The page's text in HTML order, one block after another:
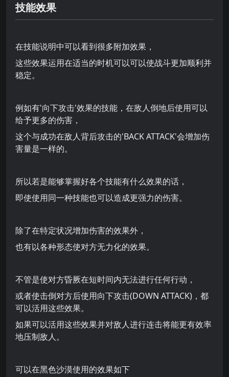
技能效果
在技能说明中可以看到很多附加效果，
这些效果运用在适当的时机可以可以使战斗更加顺利并
稳定。
例如有'向下攻击'效果的技能，在敌人倒地后使用可以
给予更多的伤害，
这个与成功在敌人背后攻击的'BACK ATTACK'会增加伤
害量是一样的。
所以若是能够掌握好各个技能有什么效果的话，
即使使用同一种技能也可以造成更强力的伤害。
除了在特定状况增加伤害的效果外，
也有以各种形态使对方无力化的效果。
不管是使对方昏厥在短时间内无法进行任何行动，
或者使击倒对方后使用向下攻击(DOWN ATTACK)，都
可以活用这些效果。
如果可以活用这些效果并对敌人进行连击将能更有效率
地压制敌人。
可以在黑色沙漠使用的效果如下